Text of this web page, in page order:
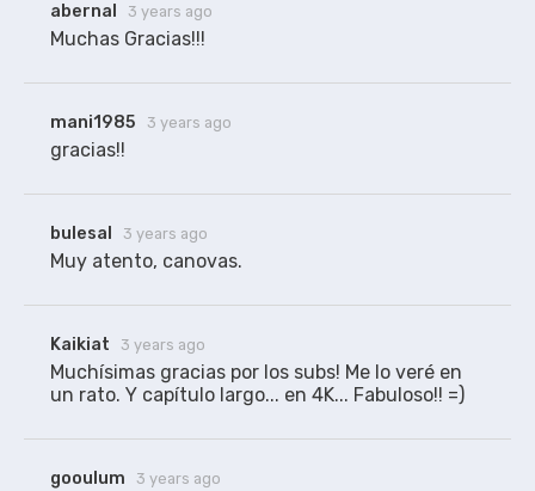
abernal 3 years ago
Muchas Gracias!!!
mani1985 3 years ago
bulesal 3 years ago
Muy atento, canovas.
Kaikiat 3 years ago
Muchísimas gracias por los subs! Me lo veré en
un rato. Y capítulo largo... en 4K... Fabuloso!! =)
gooulum 3 years ago